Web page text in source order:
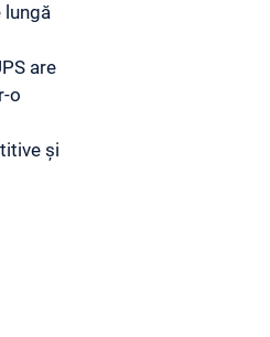
lungă
are
o
și